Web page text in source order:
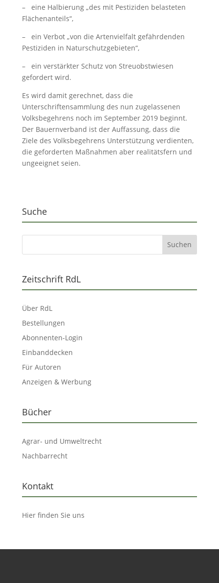
– eine Halbierung „des mit Pestiziden belasteten
Flächenanteils“,
– ein Verbot „von die Artenvielfalt gefährdenden
Pestiziden in Naturschutzgebieten“,
– ein verstärkter Schutz von Streuobstwiesen
gefordert wird.
Es wird damit gerechnet, dass die
Unterschriftensammlung des nun zugelassenen
Volksbegehrens noch im September 2019 beginnt.
Der Bauernverband ist der Auffassung, dass die
Ziele des Volksbegehrens Unterstützung verdienten,
die geforderten Maßnahmen aber realitätsfern und
ungeeignet seien.
Suche
Zeitschrift RdL
Über RdL
Bestellungen
Abonnenten-Login
Einbanddecken
Für Autoren
Anzeigen & Werbung
Bücher
Agrar- und Umweltrecht
Nachbarrecht
Kontakt
Hier finden Sie uns